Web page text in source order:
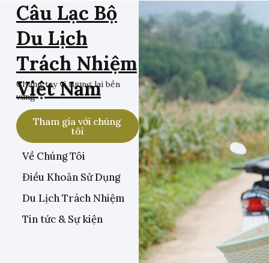
Câu Lạc Bộ
Du Lịch
Trách Nhiệm
Việt Nam
Chung tay vì tương lai bền
vững
Tham gia với chúng
tôi
Về Chúng Tôi
Điều Khoản Sử Dụng
Du Lịch Trách Nhiệm
Tin tức & Sự kiện